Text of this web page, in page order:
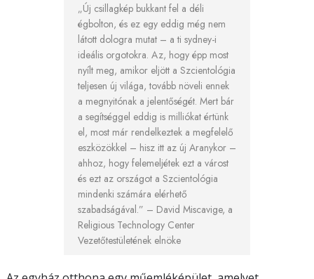
„Új csillagkép bukkant fel a déli
égbolton, és ez egy eddig még nem
látott dologra mutat – a ti sydney-i
ideális orgotokra. Az, hogy épp most
nyílt meg, amikor eljött a Szcientológia
teljesen új világa, tovább növeli ennek
a megnyitónak a jelentőségét. Mert bár
a segítséggel eddig is milliókat értünk
el, most már rendelkeztek a megfelelő
eszközökkel – hisz itt az új Aranykor –
ahhoz, hogy felemeljétek ezt a várost
és ezt az országot a Szcientológia
mindenki számára elérhető
szabadságával.” – David Miscavige, a
Religious Technology Center
Vezetőtestületének elnöke